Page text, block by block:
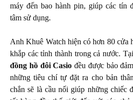
máy đến bao hành pin, giúp các tín
tâm sử dụng.
Anh Khuê Watch hiện có hơn 80 cửa
khắp các tỉnh thành trong cả nước.
đồng hồ đôi Casio đều được bảo
những tiêu chí tự đặt ra cho bản
chắn sẽ là cầu nối giúp những chiếc